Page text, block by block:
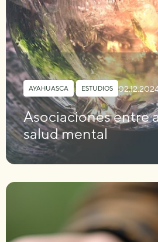
AYAHUASCA , ESTUDIOS
Asociaciones entre
salud mental